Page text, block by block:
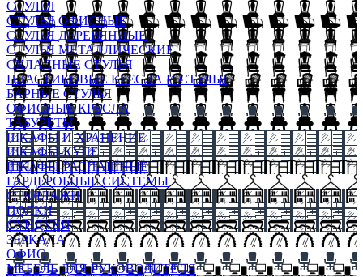
СТУЛЬЯ
СТУЛЬЯ ОФИСНЫЕ
СТУЛЬЯ ДЕРЕВЯННЫЕ
СТУЛЬЯ МЕТАЛЛИЧЕСКИЕ
СКЛАДНЫЕ СТУЛЬЯ
ПЛАСТИКОВЫЕ КРЕСЛА И СТУЛЬЯ
БАРНЫЕ СТУЛЬЯ
ОФИСНЫЕ КРЕСЛА
ТАБУРЕТЫ
ШКАФЫ И ХРАНЕНИЕ
ШКАФЫ-КУПЕ
ШКАФЫ-РАСПАШНЫЕ
ГАРДЕРОБНЫЕ СИСТЕМЫ
СТЕЛЛАЖИ
ПОЛКИ
СУНДУКИ
ЗЕРКАЛА
ОФИС
МЕБЕЛЬ ДЛЯ РУКОВОДИТЕЛЯ